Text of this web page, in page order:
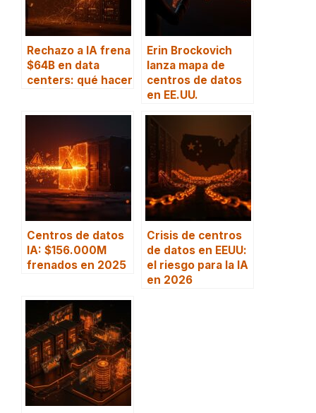
Rechazo a IA frena
$64B en data
centers: qué hacer
Erin Brockovich
lanza mapa de
centros de datos
en EE.UU.
Centros de datos
IA: $156.000M
frenados en 2025
Crisis de centros
de datos en EEUU:
el riesgo para la IA
en 2026